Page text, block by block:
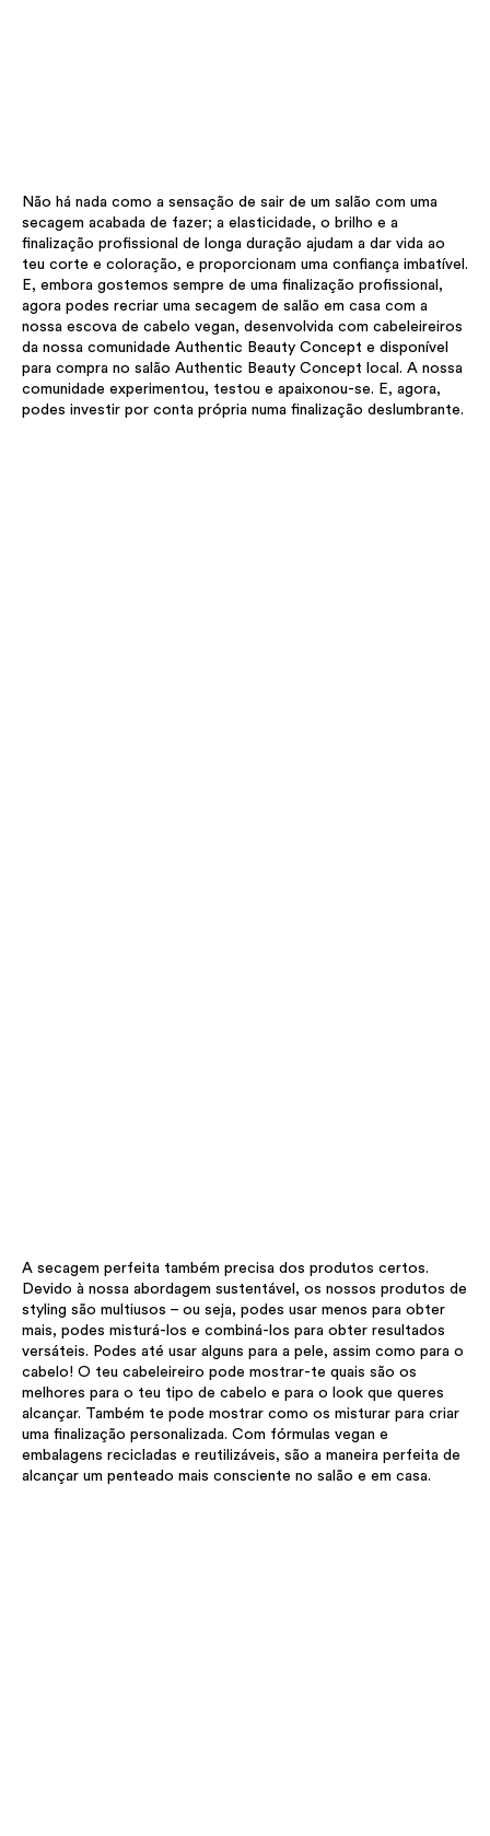
Não há nada como a sensação de sair de um salão com uma
secagem acabada de fazer; a elasticidade, o brilho e a
finalização profissional de longa duração ajudam a dar vida ao
teu corte e coloração, e proporcionam uma confiança imbatível.
E, embora gostemos sempre de uma finalização profissional,
agora podes recriar uma secagem de salão em casa com a
nossa escova de cabelo vegan, desenvolvida com cabeleireiros
da nossa comunidade Authentic Beauty Concept e disponível
para compra no salão Authentic Beauty Concept local. A nossa
comunidade experimentou, testou e apaixonou-se. E, agora,
podes investir por conta própria numa finalização deslumbrante.
A secagem perfeita também precisa dos produtos certos.
Devido à nossa abordagem sustentável, os nossos produtos de
styling são multiusos – ou seja, podes usar menos para obter
mais, podes misturá-los e combiná-los para obter resultados
versáteis. Podes até usar alguns para a pele, assim como para o
cabelo! O teu cabeleireiro pode mostrar-te quais são os
melhores para o teu tipo de cabelo e para o look que queres
alcançar. Também te pode mostrar como os misturar para criar
uma finalização personalizada. Com fórmulas vegan e
embalagens recicladas e reutilizáveis, são a maneira perfeita de
alcançar um penteado mais consciente no salão e em casa.